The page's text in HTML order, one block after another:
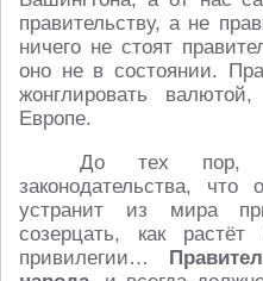
правительству, а не
ничего не стоят
оно не в состоянии.
жонглировать
Европе.
До тех
законодательства,
устранит из мира
созерцать, как
привилегии…